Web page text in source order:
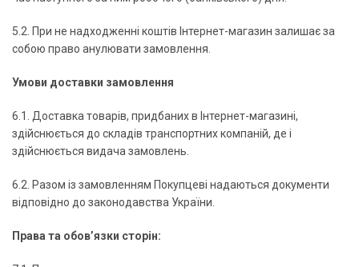
5.2. При не надходженні коштів Інтернет-магазин залишає за
собою право анулювати замовлення.
Умови доставки замовлення
6.1. Доставка товарів, придбаних в Інтернет-магазині,
здійснюється до складів транспортних компаній, де і
здійснюється видача замовлень.
6.2. Разом із замовленням Покупцеві надаються документи
відповідно до законодавства України.
Права та обов’язки сторін: